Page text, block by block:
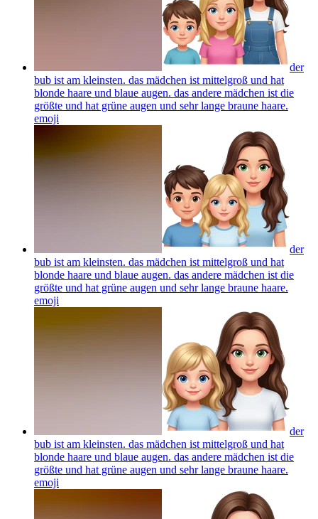
der
bub ist am kleinsten. das mädchen ist mittelgroß und hat
blonde haare und blaue augen. das andere mädchen ist die
größte und hat grüne augen und sehr lange braune haare.
emoji
der
bub ist am kleinsten. das mädchen ist mittelgroß und hat
blonde haare und blaue augen. das andere mädchen ist die
größte und hat grüne augen und sehr lange braune haare.
emoji
der
bub ist am kleinsten. das mädchen ist mittelgroß und hat
blonde haare und blaue augen. das andere mädchen ist die
größte und hat grüne augen und sehr lange braune haare.
emoji